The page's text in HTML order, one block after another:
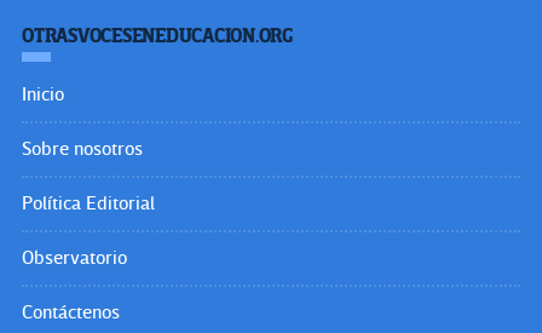
OTRASVOCESENEDUCACION.ORG
Inicio
Sobre nosotros
Política Editorial
Observatorio
Contáctenos